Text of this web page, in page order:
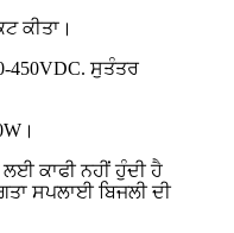
ਕੀਤਾ।
450VDC. ਸੁਤੰਤਰ
ਕਾਫੀ ਨਹੀਂ ਹੁੰਦੀ ਹੈ
ਸਪਲਾਈ ਬਿਜਲੀ ਦੀ